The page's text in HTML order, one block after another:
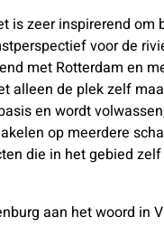
is zeer inspirerend
voor de
met Rotterdam en
alleen de plek zelf
en wordt
op meerdere
die in het gebied
aan het woord in